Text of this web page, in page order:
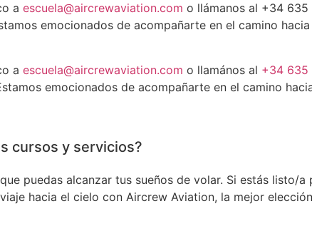
a escuela@aircrewaviation.com o llámanos al +34
emocionados de acompañarte en el camino
a escuela@aircrewaviation.com o llamános al +34 635
emocionados de acompañarte en el camino
cursos y servicios?
puedas alcanzar tus sueños de volar. Si estás listo/a
hacia el cielo con Aircrew Aviation, la mejor